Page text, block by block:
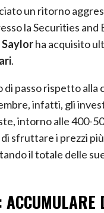
un ritorno
la Securities and
ha acquisito
passo rispetto
infatti, gli
intorno alle 400-
sfruttare i prezzi
il totale delle